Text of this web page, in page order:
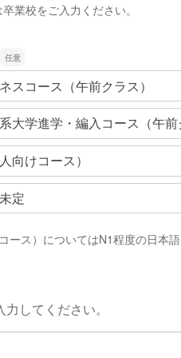
業校をご入力ください。
スコース（午前クラス）
大学進学・編入コース（午前
向けコース）
定
ース）についてはN1程度の日本語
してください。